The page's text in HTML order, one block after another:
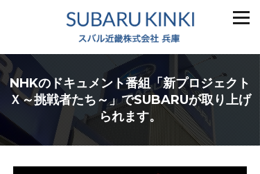
NHKのドキュメント番組「新プロジェクト
Ｘ～挑戦者たち～」でSUBARUが取り上げ
られます。